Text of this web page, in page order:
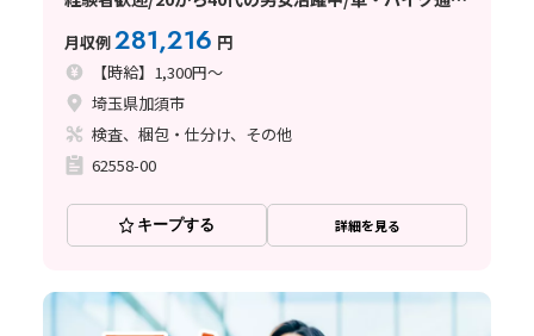
可能/日払い・週払い制度あり
月収例281,216 円
【時給】1,300円～
埼玉県加須市
検査、梱包・仕分け、その他
62558-00
キープする 詳細を見る